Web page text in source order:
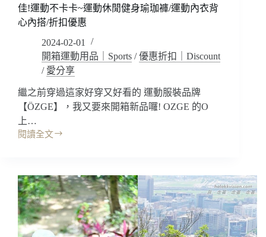
佳!運動不卡卡~運動休閒健身瑜珈褲/運動內衣背
心內搭/折扣優惠
2024-02-01
開箱運動用品｜Sports /優惠折扣｜Discount
/ 愛分享
繼之前穿過這家好穿又好看的 運動服裝品牌
【ÖZGE】，我又要來開箱新品囉! OZGE 的O
上…
閱讀全文
開
ÖZGE
運
動
服
飾，